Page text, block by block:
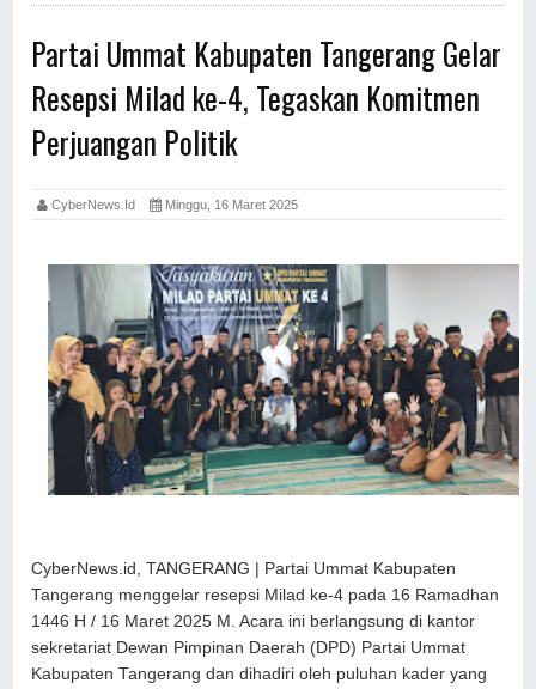
Partai Ummat Kabupaten Tangerang Gelar
Resepsi Milad ke-4, Tegaskan Komitmen
Perjuangan Politik
CyberNews.id Minggu, 16 Maret 2025
CyberNews.id, TANGERANG | Partai Ummat Kabupaten
Tangerang menggelar resepsi Milad ke-4 pada 16 Ramadhan
1446 H / 16 Maret 2025 M. Acara ini berlangsung di kantor
sekretariat Dewan Pimpinan Daerah (DPD) Partai Ummat
Kabupaten Tangerang dan dihadiri oleh puluhan kader yang